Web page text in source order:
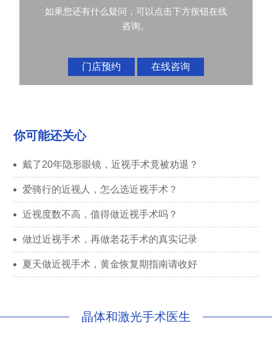
如果您还有什么疑问，可以点击下方按钮在线
咨询。
门店预约 在线咨询
你可能还关心
戴了20年隐形眼镜，近视手术竟被劝退？
爱骑行的近视人，怎么选近视手术？
近视度数不高，值得做近视手术吗？
做过近视手术，再做老花手术的真实记录
夏天做近视手术，黄金恢复期指南请收好
晶体和激光手术医生